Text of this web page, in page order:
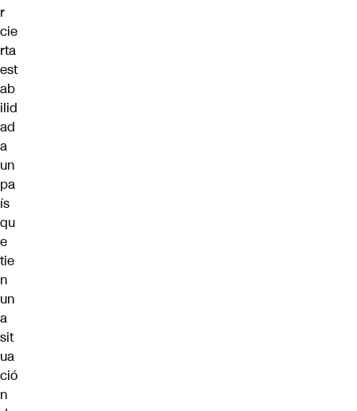
r
cie
rta
est
ab
ilid
ad
a
un
pa
ís
qu
e
tie
n
un
a
sit
ua
ció
n